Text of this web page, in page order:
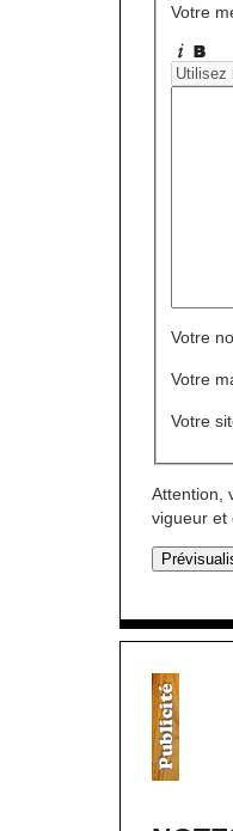
Votre
Votre
Votre
Votre
Attention,
vigueur et